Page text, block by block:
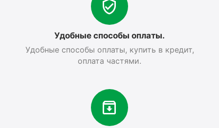
Удобные способы оплаты.
Удобные способы оплаты, купить в кредит,
оплата частями.